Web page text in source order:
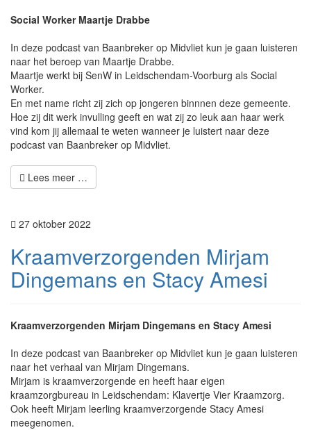
Social Worker Maartje Drabbe
In deze podcast van Baanbreker op Midvliet kun je gaan luisteren
naar het beroep van Maartje Drabbe.
Maartje werkt bij SenW in Leidschendam-Voorburg als Social
Worker.
En met name richt zij zich op jongeren binnnen deze gemeente.
Hoe zij dit werk invulling geeft en wat zij zo leuk aan haar werk
vind kom jij allemaal te weten wanneer je luistert naar deze
podcast van Baanbreker op Midvliet.
Lees meer …
27 oktober 2022
Kraamverzorgenden Mirjam
Dingemans en Stacy Amesi
Kraamverzorgenden Mirjam Dingemans en Stacy Amesi
In deze podcast van Baanbreker op Midvliet kun je gaan luisteren
naar het verhaal van Mirjam Dingemans.
Mirjam is kraamverzorgende en heeft haar eigen
kraamzorgbureau in Leidschendam: Klavertje Vier Kraamzorg.
Ook heeft Mirjam leerling kraamverzorgende Stacy Amesi
meegenomen.